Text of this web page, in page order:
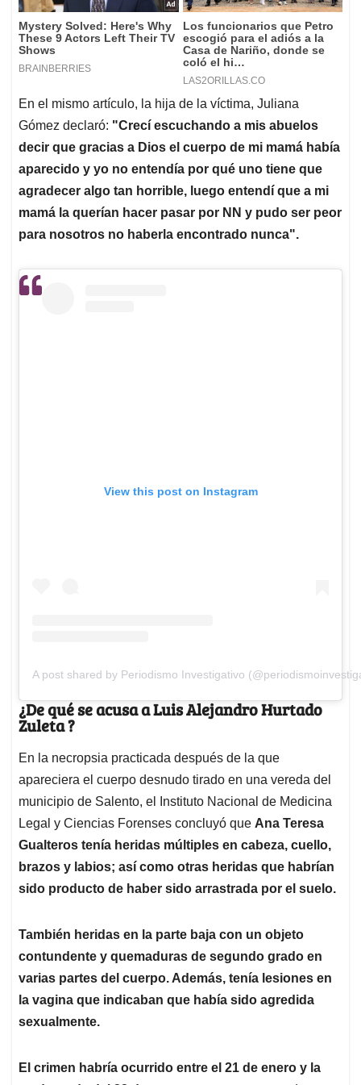
En el mismo artículo, la hija de la víctima, Juliana
Gómez declaró: "Crecí escuchando a mis abuelos
decir que gracias a Dios el cuerpo de mi mamá había
aparecido y yo no entendía por qué uno tiene que
agradecer algo tan horrible, luego entendí que a mi
mamá la querían hacer pasar por NN y pudo ser peor
para nosotros no haberla encontrado nunca".
View this post on Instagram
A post shared by Periodismo Investigativo
¿De qué se acusa a Luis Alejandro Hurtado
Zuleta ?
En la necropsia practicada después de la que
apareciera el cuerpo desnudo tirado en una vereda del
municipio de Salento, el Instituto Nacional de Medicina
Legal y Ciencias Forenses concluyó que Ana Teresa
Gualteros tenía heridas múltiples en cabeza, cuello,
brazos y labios; así como otras heridas que habrían
sido producto de haber sido arrastrada por el suelo.
También heridas en la parte baja con un objeto
contundente y quemaduras de segundo grado en
varias partes del cuerpo. Además, tenía lesiones en
la vagina que indicaban que había sido agredida
sexualmente.
El crimen habría ocurrido entre el 21 de enero y la